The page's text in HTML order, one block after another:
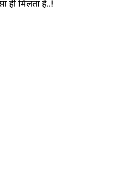
ही मिलता है..!